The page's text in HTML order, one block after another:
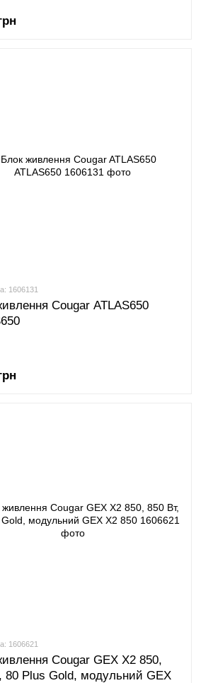
1606131
Cougar ATLAS650
1606621
Cougar GEX X2 850,
80 Plus Gold, модульний GEX